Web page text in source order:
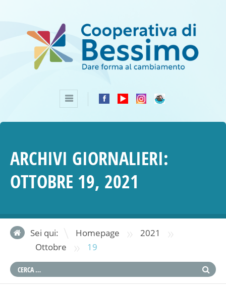
ARCHIVI GIORNALIERI:
OTTOBRE 19, 2021
Sei qui: Homepage » 2021 »
Ottobre » 19